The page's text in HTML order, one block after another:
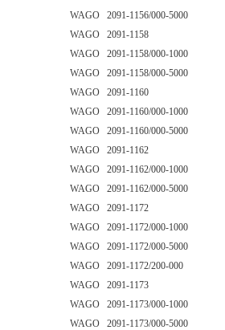
WAGO 2091-1156/000-5000
WAGO 2091-1158
WAGO 2091-1158/000-1000
WAGO 2091-1158/000-5000
WAGO 2091-1160
WAGO 2091-1160/000-1000
WAGO 2091-1160/000-5000
WAGO 2091-1162
WAGO 2091-1162/000-1000
WAGO 2091-1162/000-5000
WAGO 2091-1172
WAGO 2091-1172/000-1000
WAGO 2091-1172/000-5000
WAGO 2091-1172/200-000
WAGO 2091-1173
WAGO 2091-1173/000-1000
WAGO 2091-1173/000-5000